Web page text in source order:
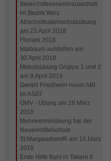
Bereichsfeuerwehrausschuß
im Bezirk Weiz
Abschnittsatemschutzübung
am 23.April 2018
Floriani 2018
Maibaum aufstellen am
30.April 2018
Monatsübung Gruppe 1 und 2
am 9.April 2018
Gerald Friedheim neuer ABI
im AS07
OMV - Übung am 28.März
2018
Mehrwehrenübung bei der
Neuenmittelschule
St.Margarethen/R am 16.März
2018
Erste Hilfe Kurs in Takern II